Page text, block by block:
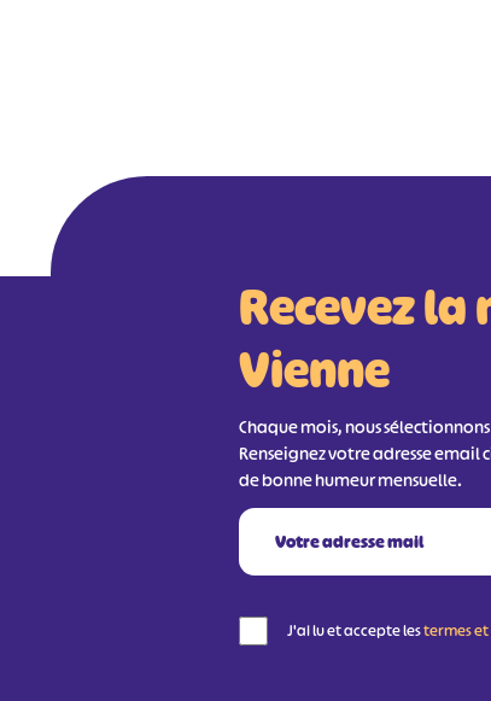
Recevez
Vienne
Chaque mois, nous
Renseignez votre adresse
de bonne humeur mensuelle.
J'ai lu et accepte lestermes